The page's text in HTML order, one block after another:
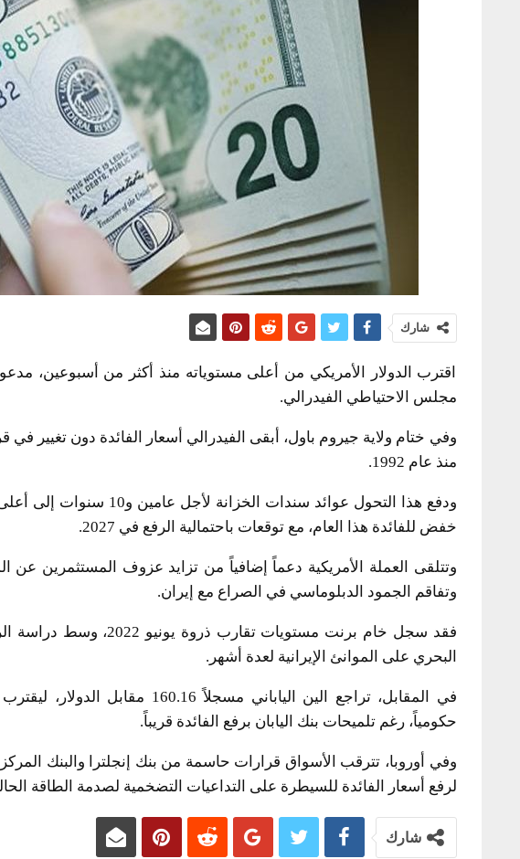
شارك
اقترب الدولار الأمريكي من أعلى مستوياته منذ أكثر من أسبوعين،
مجلس الاحتياطي الفيدرالي.
منذ عام 1992.
ودفع هذا التحول عوائد
خفض للفائدة هذا العام، مع توقعات باحتمالية الرفع في 2027.
وتتلقى العملة الأمريكية دعماً إضافياً من تزايد عزوف المستثمرين عن
وتفاقم الجمود الدبلوماسي في الصراع مع إيران.
فقد سجل خام برنت مستويات
البحري على الموانئ الإيرانية لعدة أشهر.
في المقابل، تراجع الين الياباني
حكومياً، رغم تلميحات بنك اليابان برفع الفائدة قريباً.
وفي أوروبا، تترقب الأسواق قرارات حاسمة من بنك إنجلترا والبنك
لرفع أسعار الفائدة للسيطرة على التداعيات التضخمية لصدمة الطاقة
شارك